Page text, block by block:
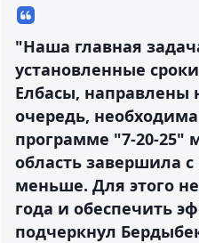
"Наша главная
установленные
Елбасы, направлены
очередь,
программе "7-20-25"
область завершила
меньше. Для этого
года и обеспечить
подчеркнул